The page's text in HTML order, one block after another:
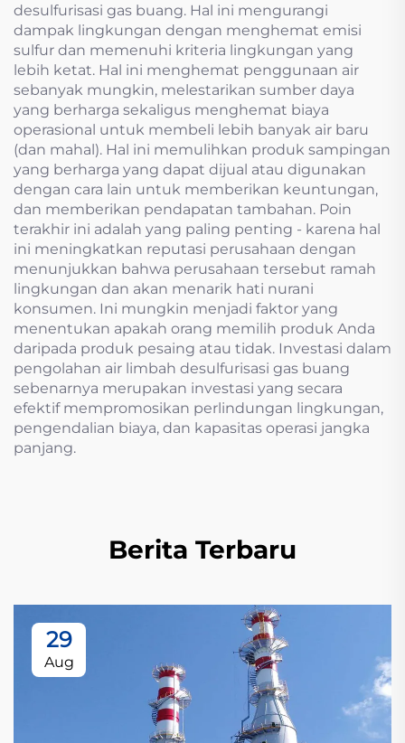
desulfurisasi gas buang. Hal ini mengurangi
dampak lingkungan dengan menghemat emisi
sulfur dan memenuhi kriteria lingkungan yang
lebih ketat. Hal ini menghemat penggunaan air
sebanyak mungkin, melestarikan sumber daya
yang berharga sekaligus menghemat biaya
operasional untuk membeli lebih banyak air baru
(dan mahal). Hal ini memulihkan produk sampingan
yang berharga yang dapat dijual atau digunakan
dengan cara lain untuk memberikan keuntungan,
dan memberikan pendapatan tambahan. Poin
terakhir ini adalah yang paling penting - karena hal
ini meningkatkan reputasi perusahaan dengan
menunjukkan bahwa perusahaan tersebut ramah
lingkungan dan akan menarik hati nurani
konsumen. Ini mungkin menjadi faktor yang
menentukan apakah orang memilih produk Anda
daripada produk pesaing atau tidak. Investasi dalam
pengolahan air limbah desulfurisasi gas buang
sebenarnya merupakan investasi yang secara
efektif mempromosikan perlindungan lingkungan,
pengendalian biaya, dan kapasitas operasi jangka
panjang.
Berita Terbaru
29
Aug